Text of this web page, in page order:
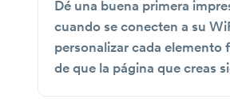
Dé una buena primera
cuando se conecten a su
personalizar cada elemento
de que la página que creas